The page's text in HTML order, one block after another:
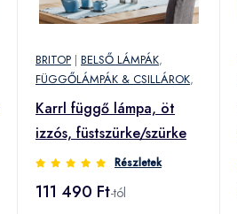
BRITOP | BELSŐ LÁMPÁK,
FÜGGŐLÁMPÁK & CSILLÁROK,
Karrl függő lámpa, öt
izzós, füstszürke/szürke
Részletek
111 490 Ft-tól